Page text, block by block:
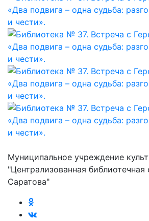
Муниципальное учреждение
"Централизованная
Саратова"